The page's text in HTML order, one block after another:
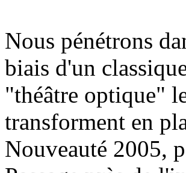
Nous pénétrons
biais d'un
"théâtre optique"
transforment en
Nouveauté 2005,